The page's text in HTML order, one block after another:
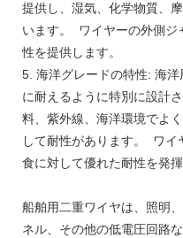
提供し、湿気、化学物質、
います。 ワイヤーの外側ジ
性を提供します。
5. 海洋グレードの特性: 海
に耐えるように特別に設計
料、紫外線、海洋環境でよ
して耐性があります。 ワイ
食に対して優れた耐性を発
船舶用二重ワイヤは、照明
ネル、その他の低電圧回路